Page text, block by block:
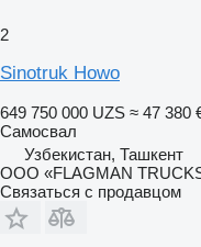
2
Sinotruk Howo
649 750 000 UZS ≈ 47 380
Самосвал
Узбекистан, Ташкент
ООО «FLAGMAN
Связаться с продавцом